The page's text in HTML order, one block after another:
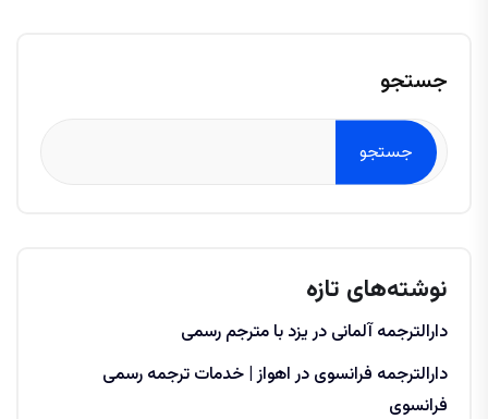
جستجو
جستجو
نوشته‌های تازه
دارالترجمه آلمانی در یزد با مترجم رسمی
دارالترجمه فرانسوی در اهواز | خدمات ترجمه رسمی
فرانسوی